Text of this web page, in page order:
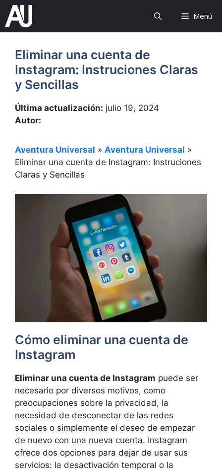
Saltar
contenido
Menú
Eliminar una cuenta de
Instagram: Instruciones Claras
y Sencillas
Última actualización: julio 19, 2024
Autor:
Aventura Universal » Aventura Universal »
Eliminar una cuenta de Instagram: Instruciones
Claras y Sencillas
Cómo eliminar una cuenta de
Instagram
Eliminar una cuenta de Instagram puede ser
necesario por diversos motivos, como
preocupaciones sobre la privacidad, la
necesidad de desconectar de las redes
sociales o simplemente el deseo de empezar
de nuevo con una nueva cuenta. Instagram
ofrece dos opciones para dejar de usar sus
servicios: la desactivación temporal o la